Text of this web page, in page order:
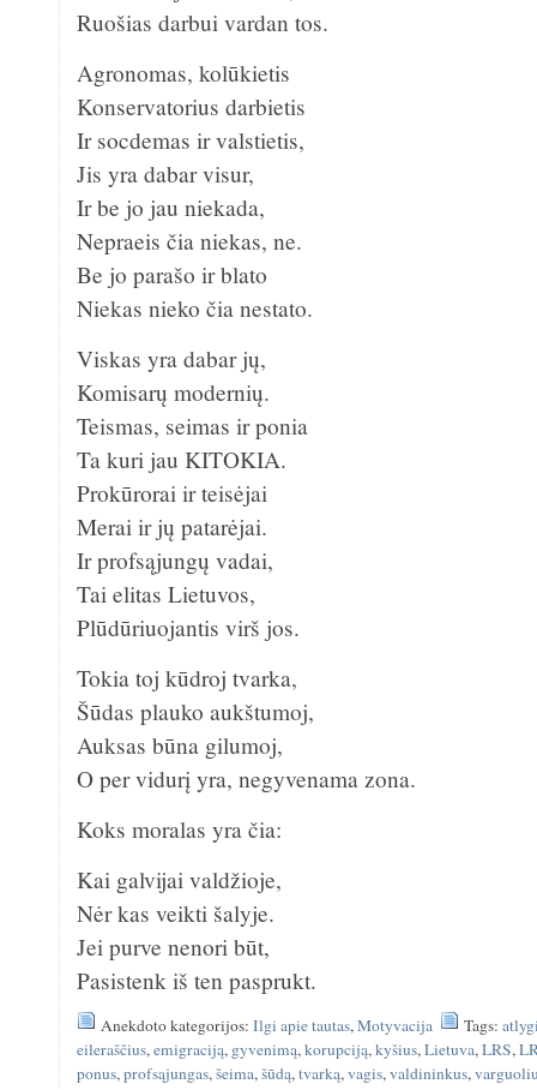
Ruošias darbui vardan tos.
Agronomas, kolūkietis
Konservatorius darbietis
Ir socdemas ir valstietis,
Jis yra dabar visur,
Ir be jo jau niekada,
Nepraeis čia niekas, ne.
Be jo parašo ir blato
Niekas nieko čia nestato.
Viskas yra dabar jų,
Komisarų modernių.
Teismas, seimas ir ponia
Ta kuri jau KITOKIA.
Prokūrorai ir teisėjai
Merai ir jų patarėjai.
Ir profsąjungų vadai,
Tai elitas Lietuvos,
Plūdūriuojantis virš jos.
Tokia toj kūdroj tvarka,
Šūdas plauko aukštumoj,
Auksas būna gilumoj,
O per vidurį yra, negyvenama zona.
Koks moralas yra čia:
Kai galvijai valdžioje,
Nėr kas veikti šalyje.
Jei purve nenori būt,
Pasistenk iš ten pasprukt.
Anekdoto kategorijos:Ilgi apie tautas,Motyvacija Tags:
eileraščius,emigraciją, gyvenimą,korupciją,kyšius,Lietuva,LRS,
ponus,profsąjungas,šeima,šūdą,tvarką,vagis,valdininkus,